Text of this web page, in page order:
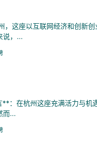
座以互联网经济和创新创
说，...
在杭州这座充满活力与机
而...